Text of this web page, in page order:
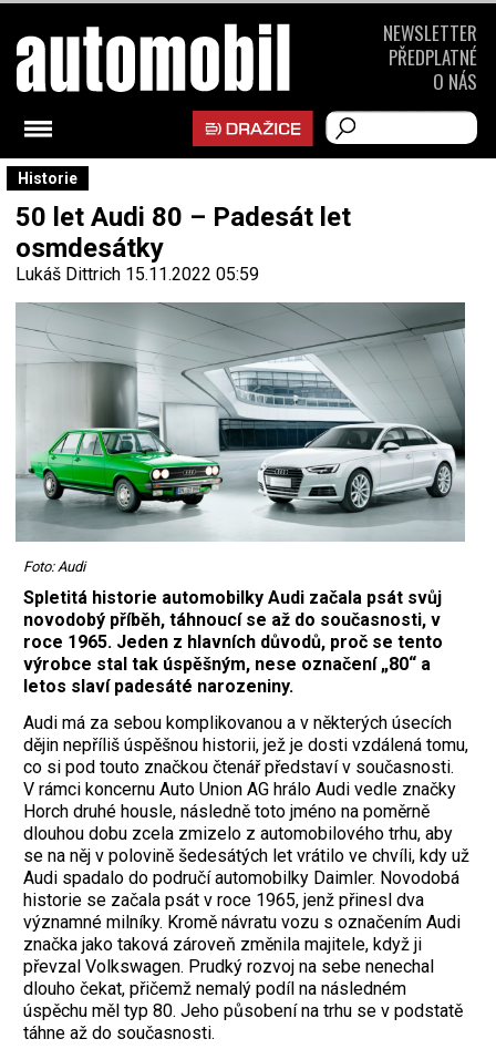
Historie
50 let Audi 80 – Padesát let
osmdesátky
Lukáš Dittrich 15.11.2022 05:59
Foto: Audi
Spletitá historie automobilky Audi začala psát svůj
novodobý příběh, táhnoucí se až do současnosti, v
roce 1965. Jeden z hlavních důvodů, proč se tento
výrobce stal tak úspěšným, nese označení „80“ a
letos slaví padesáté narozeniny.
Audi má za sebou komplikovanou a v některých úsecích
dějin nepříliš úspěšnou historii, jež je dosti vzdálená tomu,
co si pod touto značkou čtenář představí v současnosti.
V rámci koncernu Auto Union AG hrálo Audi vedle značky
Horch druhé housle, následně toto jméno na poměrně
dlouhou dobu zcela zmizelo z automobilového trhu, aby
se na něj v polovině šedesátých let vrátilo ve chvíli, kdy už
Audi spadalo do pod­ručí automobilky Daimler. Novodobá
historie se začala psát v roce 1965, jenž přinesl dva
významné milníky. Kromě návratu vozu s označením Audi
značka jako taková zároveň změnila majitele, když ji
převzal Volkswagen. Prudký rozvoj na sebe nenechal
dlouho čekat, přičemž nemalý podíl na následném
úspěchu měl typ 80. Jeho působení na trhu se v podstatě
táhne až do současnosti.
NEWSLETTER
PŘEDPLATNÉ
O NÁS